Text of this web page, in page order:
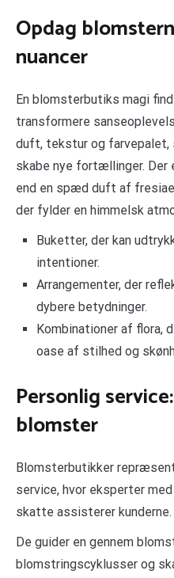
Opdag
nuancer
En blomsterbutiks magi
transformere
duft, tekstur og farvepalet,
skabe nye fortællinger.
end en spæd duft af
der fylder en himmelsk
Buketter, der kan
intentioner.
Arrangementer, der
dybere betydninger.
Kombinationer af flora,
oase af stilhed og
Personlig
blomster
Blomsterbutikker
service, hvor eksperter
skatte assisterer kunderne.
De guider en gennem
blomstringscyklusser og